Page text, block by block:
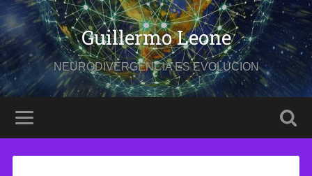
Guillermo Leone
NEURODIVERGENCIA ES EVOLUCION